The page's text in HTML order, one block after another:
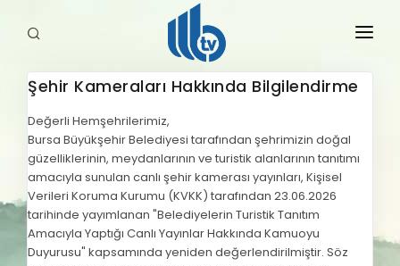
HABERLER
YAYINLARIMIZ
Şehir Kameraları Hakkında Bilgilendirme
Değerli Hemşehrilerimiz,
Bursa Büyükşehir Belediyesi tarafından şehrimizin doğal
güzelliklerinin, meydanlarının ve turistik alanlarının tanıtımı
amacıyla sunulan canlı şehir kamerası yayınları, Kişisel
Verileri Koruma Kurumu (KVKK) tarafından 23.06.2026
tarihinde yayımlanan "Belediyelerin Turistik Tanıtım
Amacıyla Yaptığı Canlı Yayınlar Hakkında Kamuoyu
Duyurusu" kapsamında yeniden değerlendirilmiştir. Söz